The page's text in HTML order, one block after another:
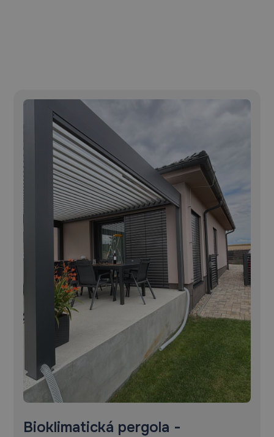
Bioklimatická pergola -